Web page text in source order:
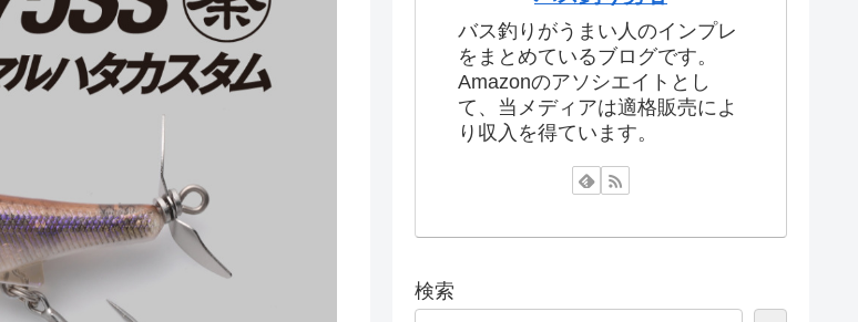
バス釣りがうまい人のインプレ
をまとめているブログです。
Amazonのアソシエイトとし
て、当メディアは適格販売によ
り収入を得ています。
検索